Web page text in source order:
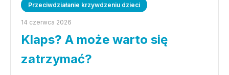
Przeciwdziałanie krzywdzeniu dzieci
14 czerwca 2026
Klaps? A może warto się
zatrzymać?